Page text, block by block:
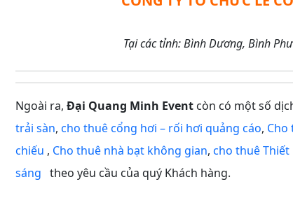
Tại các tỉnh: Bình Dương, Bình
Ngoài ra, Đại Quang Minh Event còn có một số
trải sàn, cho thuê cổng hơi – rối hơi quảng cáo, Cho
chiếu , Cho thuê nhà bạt không gian, cho thuê
sáng theo yêu cầu của quý Khách hàng.